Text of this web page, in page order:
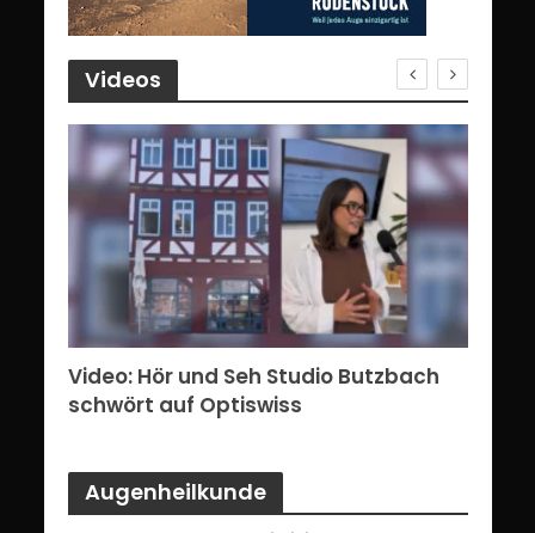
Videos
Video: Hör und Seh Studio Butzbach
schwört auf Optiswiss
Augenheilkunde